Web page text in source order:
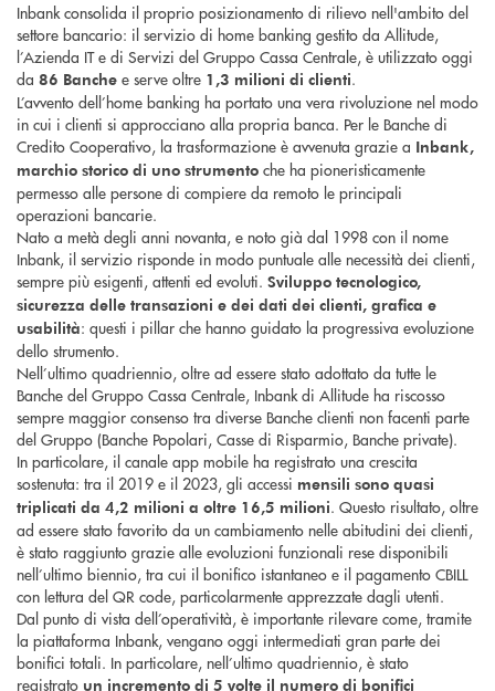
Inbank consolida il proprio posizionamento di rilievo nell'ambito del
settore bancario: il servizio di home banking gestito da Allitude,
l’Azienda IT e di Servizi del Gruppo Cassa Centrale, è utilizzato oggi
da 86 Banche e serve oltre 1,3 milioni di clienti.
L’avvento dell’home banking ha portato una vera rivoluzione nel modo
in cui i clienti si approcciano alla propria banca. Per le Banche di
Credito Cooperativo, la trasformazione è avvenuta grazie a Inbank,
marchio storico di uno strumento che ha pioneristicamente
permesso alle persone di compiere da remoto le principali
operazioni bancarie.
Nato a metà degli anni novanta, e noto già dal 1998 con il nome
Inbank, il servizio risponde in modo puntuale alle necessità dei clienti,
sempre più esigenti, attenti ed evoluti. Sviluppo tecnologico,
sicurezza delle transazioni e dei dati dei clienti, grafica e
usabilità: questi i pillar che hanno guidato la progressiva evoluzione
dello strumento.
Nell’ultimo quadriennio, oltre ad essere stato adottato da tutte le
Banche del Gruppo Cassa Centrale, Inbank di Allitude ha riscosso
sempre maggior consenso tra diverse Banche clienti non facenti parte
del Gruppo (Banche Popolari, Casse di Risparmio, Banche private).
In particolare, il canale app mobile ha registrato una crescita
sostenuta: tra il 2019 e il 2023, gli accessi mensili sono quasi
triplicati da 4,2 milioni a oltre 16,5 milioni. Questo risultato, oltre
ad essere stato favorito da un cambiamento nelle abitudini dei clienti,
è stato raggiunto grazie alle evoluzioni funzionali rese disponibili
nell’ultimo biennio, tra cui il bonifico istantaneo e il pagamento CBILL
con lettura del QR code, particolarmente apprezzate dagli utenti.
Dal punto di vista dell’operatività, è importante rilevare come, tramite
la piattaforma Inbank, vengano oggi intermediati gran parte dei
bonifici totali. In particolare, nell’ultimo quadriennio, è stato
registrato un incremento di 5 volte il numero di bonifici